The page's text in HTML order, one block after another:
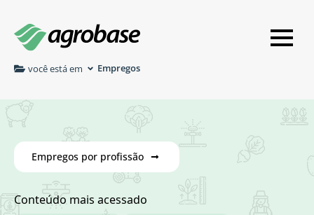
você está em Empregos
Empregos por profissão
Conteúdo mais acessado